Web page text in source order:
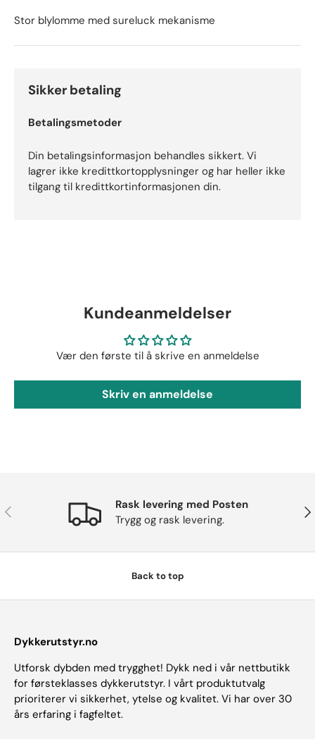
Stor blylomme med sureluck mekanisme
Sikker betaling
Betalingsmetoder
Din betalingsinformasjon behandles sikkert. Vi
lagrer ikke kredittkortopplysninger og har heller ikke
tilgang til kredittkortinformasjonen din.
Kundeanmeldelser
Vær den første til å skrive en anmeldelse
Skriv en anmeldelse
Previous
Rask levering med Posten
Trygg og rask levering.
Back to top
Dykkerutstyr.no
Utforsk dybden med trygghet! Dykk ned i vår nettbutikk
for førsteklasses dykkerutstyr. I vårt produktutvalg
prioriterer vi sikkerhet, ytelse og kvalitet. Vi har over 30
års erfaring i fagfeltet.